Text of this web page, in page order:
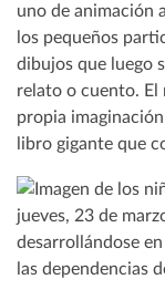
uno de animación
los pequeños
dibujos que luego
relato o cuento. El
propia
libro gigante que
jueves, 23 de
desarrollándose
las dependencias